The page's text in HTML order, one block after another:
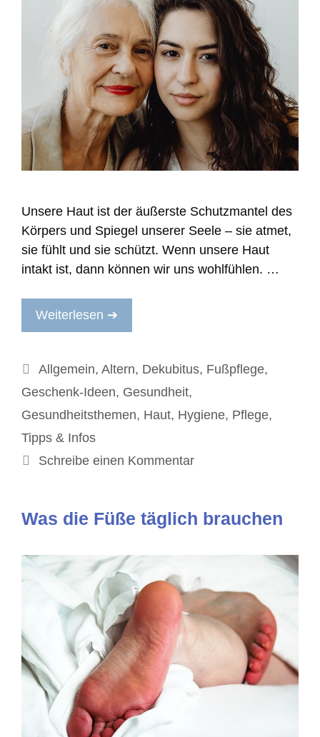
Unsere Haut ist der äußerste Schutzmantel des
Körpers und Spiegel unserer Seele – sie atmet,
sie fühlt und sie schützt. Wenn unsere Haut
intakt ist, dann können wir uns wohlfühlen. …
Weiterlesen ➔
Kategorien
Allgemein, Altern, Dekubitus, Fußpflege,
Geschenk-Ideen, Gesundheit,
Gesundheitsthemen, Haut, Hygiene, Pflege,
Tipps & Infos
Schreibe einen Kommentar
Was die Füße täglich brauchen